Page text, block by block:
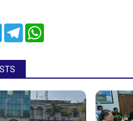
TwitterTelegram